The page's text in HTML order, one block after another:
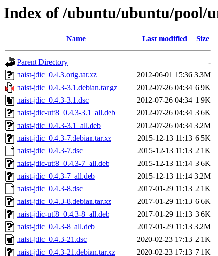
Index of /ubuntu/ubuntu/pool/
Name Last modified Size
Parent Directory
-
naist-jdic_0.4.3.orig.tar.xz
2012-06-01 15:36 3.3M
naist-jdic_0.4.3-3.1.debian.tar.gz
2012-07-26 04:34 6.9K
naist-jdic_0.4.3-3.1.dsc
2012-07-26 04:34 1.9K
naist-jdic-utf8_0.4.3-3.1_all.deb
2012-07-26 04:34 3.6K
naist-jdic_0.4.3-3.1_all.deb
2012-07-26 04:34 3.2M
naist-jdic_0.4.3-7.debian.tar.xz
2015-12-13 11:13 6.5K
naist-jdic_0.4.3-7.dsc
2015-12-13 11:13 2.1K
naist-jdic-utf8_0.4.3-7_all.deb
2015-12-13 11:14 3.6K
naist-jdic_0.4.3-7_all.deb
2015-12-13 11:14 3.2M
naist-jdic_0.4.3-8.dsc
2017-01-29 11:13 2.1K
naist-jdic_0.4.3-8.debian.tar.xz
2017-01-29 11:13 6.6K
naist-jdic-utf8_0.4.3-8_all.deb
2017-01-29 11:13 3.6K
naist-jdic_0.4.3-8_all.deb
2017-01-29 11:13 3.2M
naist-jdic_0.4.3-21.dsc
2020-02-23 17:13 2.1K
naist-jdic_0.4.3-21.debian.tar.xz
2020-02-23 17:13 7.1K